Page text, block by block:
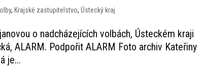
, Krajské zastupitelstvo,Ústecký kraj
o nadcházejících volbách, Ústeckém kraji
ALARM. Podpořit ALARM Foto archiv Kateřiny
je...